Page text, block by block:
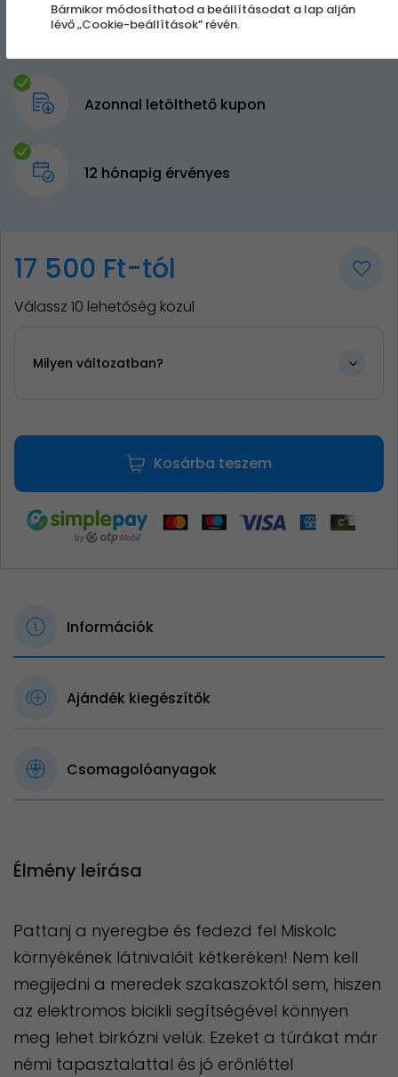
Azonnal letölthető kupon
12 hónapig érvényes
17 500 Ft-tól
Válassz 10 lehetőség közül
Milyen változatban?
Kosárba teszem
Információk
Ajándék kiegészítők
Csomagolóanyagok
Élmény leírása
Pattanj a nyeregbe és fedezd fel Miskolc
környékének látnivalóit kétkeréken! Nem kell
megijedni a meredek szakaszoktól sem, hiszen
az elektromos bicikli segítségével könnyen
meg lehet birkózni velük. Ezeket a túrákat már
némi tapasztalattal és jó erőnléttel
Bármikor módosíthatod a beállításodat a lap alján
lévő „Cookie-beállítások” révén.